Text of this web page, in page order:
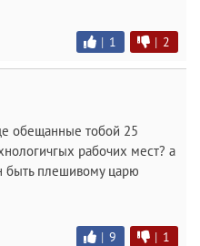
| 1 | 2
обещанные тобой 25
рабочих мест? а
быть плешивому царю
| 9 | 1